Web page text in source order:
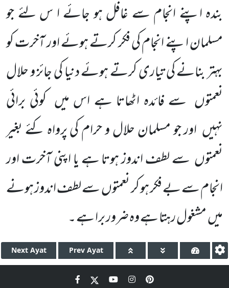
بندہ اپنے انجام سے غافل ہو جائے ا س لئے جو
مسلمان اپنے انجام کی فکر کرتے ہوئے اور آخرت کو
بہتر بنانے کی تیاری کرتے ہوئے دنیا کی جائز و حلال
نعمتوں سے فائدہ اٹھاتا ہے اس میں کوئی برائی
نہیں اور جو مسلمان حلال و حرام کی پرواہ کئے بغیر
نعمتوں سے لطف اندوز ہوتا ہے یا اپنی آخرت اور
انجام سے بے فکر ہو کر نعمتوں سے لطف اندوز ہونے
میں مشغول رہتا ہے وہ ضرور برا ہے ۔
Next Ayat Prev Ayat